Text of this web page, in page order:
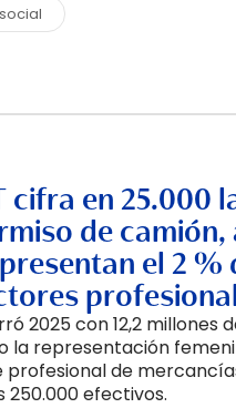
cifra en 25.000
de camión,
el 2 %
2025 con 12,2 millones
la representación
de
250.000 efectivos.